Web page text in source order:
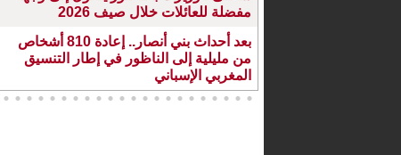
مفضلة للعائلات خلال صيف 2026
بعد أحداث بني أنصار.. إعادة 810 أشخاص
من مليلية إلى الناظور في إطار التنسيق
المغربي الإسباني